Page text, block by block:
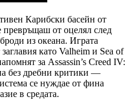
Карибски басейн от
от оцелял след
из океана. Играта
като Valheim и Sea of
за Assassin’s Creed IV:
без дребни критики —
се нуждае от фина
в средата.